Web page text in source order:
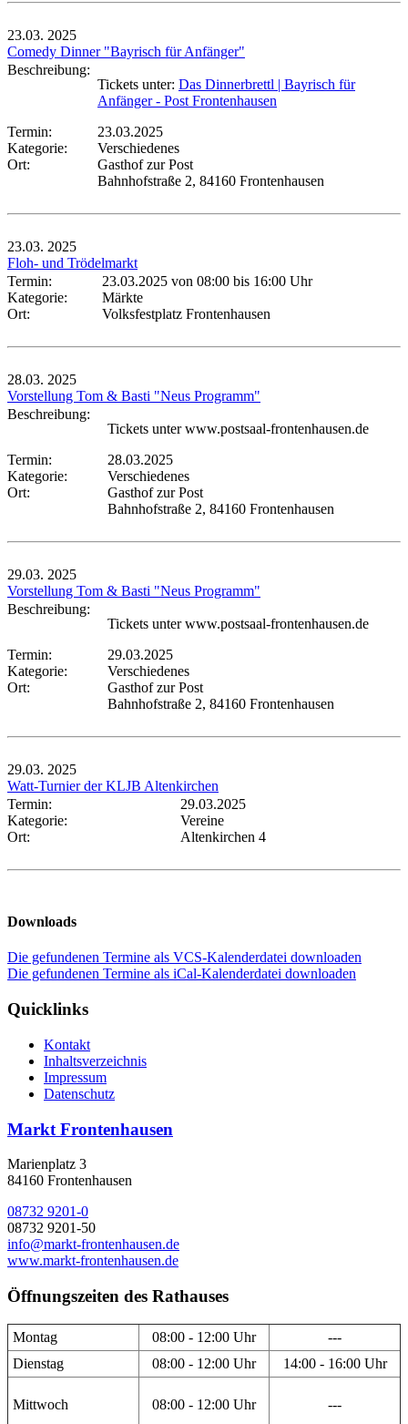
23.03. 2025
Comedy Dinner "Bayrisch für Anfänger"
Beschreibung:
Tickets unter: Das Dinnerbrettl | Bayrisch für
Anfänger - Post Frontenhausen
Termin:
23.03.2025
Kategorie:
Verschiedenes
Ort:
Gasthof zur Post
Bahnhofstraße 2, 84160 Frontenhausen
23.03. 2025
Floh- und Trödelmarkt
Termin:
23.03.2025 von 08:00 bis 16:00 Uhr
Kategorie:
Märkte
Ort:
Volksfestplatz Frontenhausen
28.03. 2025
Vorstellung Tom & Basti "Neus Programm"
Beschreibung:
Tickets unter www.postsaal-frontenhausen.de
Termin:
28.03.2025
Kategorie:
Verschiedenes
Ort:
Gasthof zur Post
Bahnhofstraße 2, 84160 Frontenhausen
29.03. 2025
Vorstellung Tom & Basti "Neus Programm"
Beschreibung:
Tickets unter www.postsaal-frontenhausen.de
Termin:
29.03.2025
Kategorie:
Verschiedenes
Ort:
Gasthof zur Post
Bahnhofstraße 2, 84160 Frontenhausen
29.03. 2025
Watt-Turnier der KLJB Altenkirchen
Termin:
29.03.2025
Kategorie:
Vereine
Ort:
Altenkirchen 4
Downloads
Die gefundenen Termine als VCS-Kalenderdatei downloaden
Die gefundenen Termine als iCal-Kalenderdatei downloaden
Quicklinks
Kontakt
Inhaltsverzeichnis
Impressum
Datenschutz
Markt Frontenhausen
Marienplatz 3
84160 Frontenhausen
08732 9201-0
08732 9201-50
info@markt-frontenhausen.de
www.markt-frontenhausen.de
Öffnungszeiten des Rathauses
Montag 08:00 - 12:00 Uhr
---
Dienstag
08:00 - 12:00 Uhr 14:00 - 16:00 Uhr
Mittwoch 08:00 - 12:00 Uhr ---